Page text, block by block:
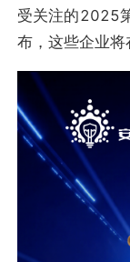
受关注的2025
布，这些企业将